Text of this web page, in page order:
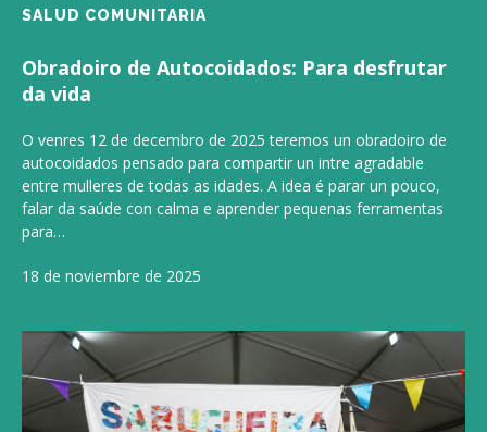
SALUD COMUNITARIA
Obradoiro de Autocoidados: Para desfrutar
da vida
O venres 12 de decembro de 2025 teremos un obradoiro de
autocoidados pensado para compartir un intre agradable
entre mulleres de todas as idades. A idea é parar un pouco,
falar da saúde con calma e aprender pequenas ferramentas
para…
18 de noviembre de 2025